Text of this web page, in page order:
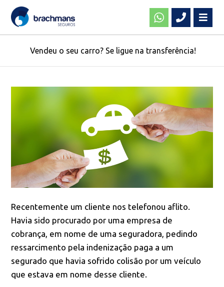
Vendeu o seu carro? Se ligue na transferência!
Recentemente um cliente nos telefonou aflito.
Havia sido procurado por uma empresa de
cobrança, em nome de uma seguradora, pedindo
ressarcimento pela indenização paga a um
segurado que havia sofrido colisão por um veículo
que estava em nome desse cliente.